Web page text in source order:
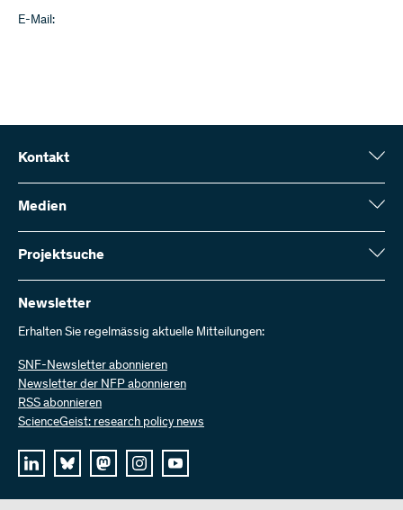
E-Mail:
Kontakt
Schweizerischer Nationalfonds (SNF)
Wildhainweg 3
Kontakt aufnehmen
Rechnung senden
Bei uns arbeiten
Offene Stellen
Medien
Medienauskünfte
Jahresbericht
Projektsuche
Hier finden Sie umfangreiche Informationen zu den vom SNF
bewilligten Forschungsprojekten und Förderbeiträgen:
Projektsuche
Newsletter
Erhalten Sie regelmässig aktuelle Mitteilungen:
SNF-Newsletter abonnieren
Newsletter der NFP abonnieren
RSS abonnieren
ScienceGeist: research policy news